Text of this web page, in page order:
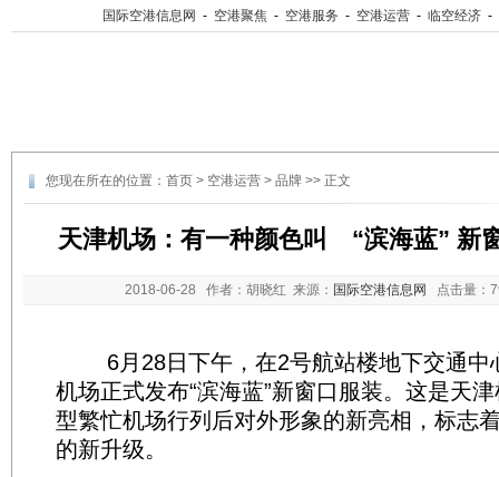
国际空港信息网 - 空港聚焦 - 空港服务 - 空港运营 - 临空经济 -
您现在所在的位置： 首页 > 空港运营 > 品牌 >> 正文
天津机场：有一种颜色叫 “滨海蓝” 新
2018-06-28 作者：胡晓红 来源： 国际空港信息网 点击量：
6月28日下午，在2号航站楼地下交通中
机场正式发布“滨海蓝”新窗口服装。这是天
型繁忙机场行列后对外形象的新亮相，标志
的新升级。